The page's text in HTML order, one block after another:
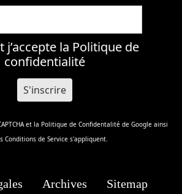
j’accepte la Politique de
confidentialité
et la Politique de Confidentalité de Google ainsi
Conditions de Service s'appliquent.
Archives
Sitemap